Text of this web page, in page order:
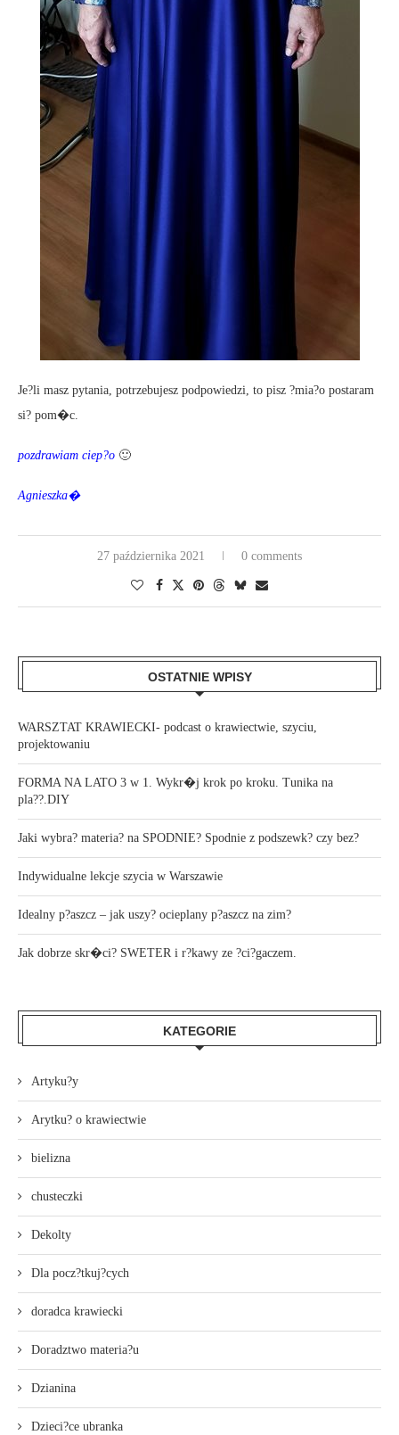
Je?li masz pytania, potrzebujesz podpowiedzi, to pisz ?mia?o postaram
si? pom�c.
pozdrawiam ciep?o 🙂
Agnieszka�
27 października 2021 0 comments
OSTATNIE WPISY
WARSZTAT KRAWIECKI- podcast o krawiectwie, szyciu,
projektowaniu
FORMA NA LATO 3 w 1. Wykr�j krok po kroku. Tunika na
pla??.DIY
Jaki wybra? materia? na SPODNIE? Spodnie z podszewk? czy bez?
Indywidualne lekcje szycia w Warszawie
Idealny p?aszcz – jak uszy? ocieplany p?aszcz na zim?
Jak dobrze skr�ci? SWETER i r?kawy ze ?ci?gaczem.
KATEGORIE
Artyku?y
Arytku? o krawiectwie
bielizna
chusteczki
Dekolty
Dla pocz?tkuj?cych
doradca krawiecki
Doradztwo materia?u
Dzianina
Dzieci?ce ubranka